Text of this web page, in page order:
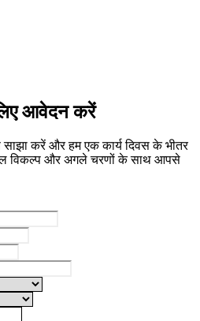
आवेदन करें
करें और हम एक कार्य दिवस के भीतर
विकल्प और अगले चरणों के साथ आपसे